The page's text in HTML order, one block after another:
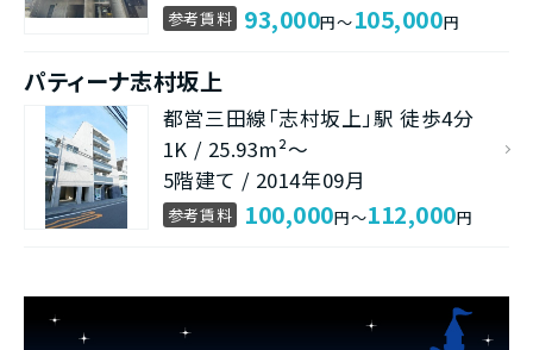
参考賃料 93,000円～105,000円
パティーナ志村坂上
都営三田線「志村坂上」駅 徒歩4分
1K / 25.93m²～
5階建て / 2014年09月
参考賃料 100,000円～112,000円